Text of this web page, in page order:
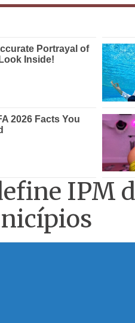
IPM